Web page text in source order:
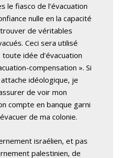
le fiasco de l’évacuation
nulle en la capacité
de véritables
Ceci sera utilisé
idée d’évacuation
compensation ». Si
attache idéologique, je
de voir mon
compte en banque garni
de ma colonie.
israélien, et pas
palestinien, de